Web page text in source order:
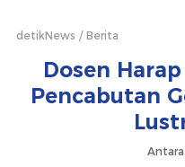
detikNews Berita
Dosen
Pencabutan